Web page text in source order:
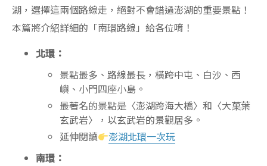
湖，選擇這兩個路線走，絕對不會錯過澎湖的重要景點！
本篇將介紹詳細的「南環路線」給各位唷！
北環：
景點最多、路線最長，橫跨中屯、白沙、西
嶼、小門四座小島。
最著名的景點是〈澎湖跨海大橋〉和〈大菓葉
玄武岩〉，以玄武岩的景觀居多。
延伸閱讀
澎湖北環一次玩
南環：